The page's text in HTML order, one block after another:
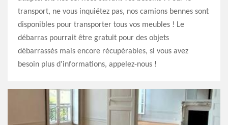
transport, ne vous inquiétez pas, nos camions bennes sont
disponibles pour transporter tous vos meubles ! Le
débarras pourrait être gratuit pour des objets
débarrassés mais encore récupérables, si vous avez
besoin plus d'informations, appelez-nous !